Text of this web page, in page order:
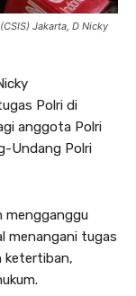
Jakarta, D Nicky
Polri di
anggota Polri
Undang Polri
mengganggu
menangani tugas
ketertiban,